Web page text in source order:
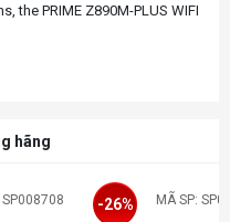
the PRIME Z890M-PLUS WIFI
software and firmware
AI PC-ready, offering the
hãng
SP008708 -26% MÃ SP: